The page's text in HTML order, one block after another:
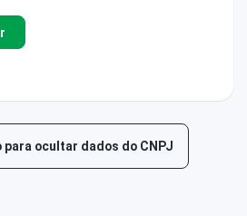
ocultar dados do CNPJ